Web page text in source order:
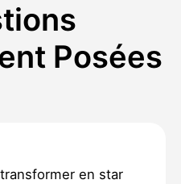
Posées
en star